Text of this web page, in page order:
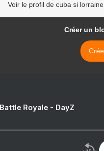
Voir le profil de cuba si
Créer un
Royale - DayZ